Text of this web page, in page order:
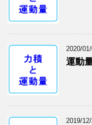
2020/
運動
2019/